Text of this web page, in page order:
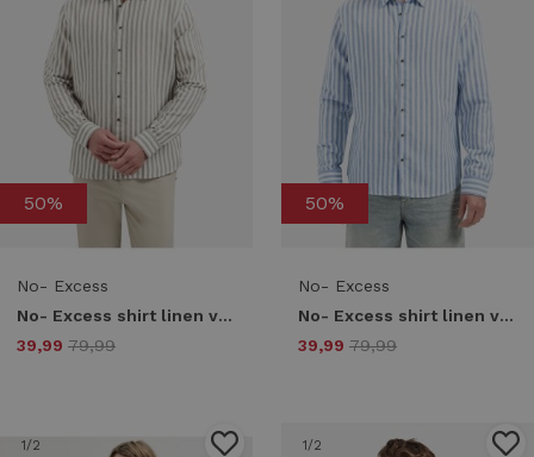
50%
No- Excess
No- Excess shirt linen vertical big stripe 31470224 Overhemd 044 taupe
39,99 79,99
50%
No- Excess
No- Excess shirt linen vertical big stripe 31470224 Overhemd blue
39,99 79,99
1/2 1/2